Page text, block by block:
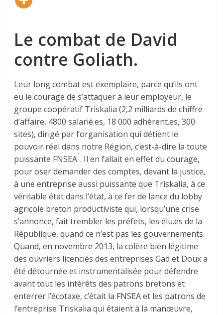
Le combat de David
contre Goliath.
Leur long combat est exemplaire, parce qu’ils ont
eu le courage de s’attaquer à leur employeur, le
groupe coopératif Triskalia (2,2 milliards de chiffre
d’affaire, 4800 salarié.es, 18 000 adhérent.es, 300
sites), dirigé par l’organisation qui détient le
pouvoir réel dans notre Région, c’est-à-dire la toute
puissante FNSEA1. Il en fallait en effet du courage,
pour oser demander des comptes, devant la justice,
à une entreprise aussi puissante que Triskalia, à ce
véritable état dans l’état, à ce fer de lance du lobby
agricole breton productiviste qui, lorsqu’une crise
s’annonce, fait trembler les préfets, les élu.es de la
République, quand ce n’est pas les gouvernements.
Quand, en novembre 2013, la colère bien légitime
des ouvriers licenciés des entreprises Gad et Doux a
été détournée et instrumentalisée pour défendre
avant tout les intérêts des patrons bretons et
enterrer l’écotaxe, c’était la FNSEA et les patrons de
l’entreprise Triskalia qui étaient à la manœuvre,